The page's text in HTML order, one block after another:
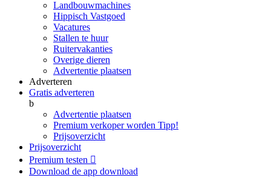
Landbouwmachines
Hippisch Vastgoed
Vacatures
Stallen te huur
Ruitervakanties
Overige dieren
Advertentie plaatsen
Adverteren
Gratis adverteren
b
Advertentie plaatsen
Premium verkoper worden Tipp!
Prijsoverzicht
Prijsoverzicht
Premium testen 
Download de app download